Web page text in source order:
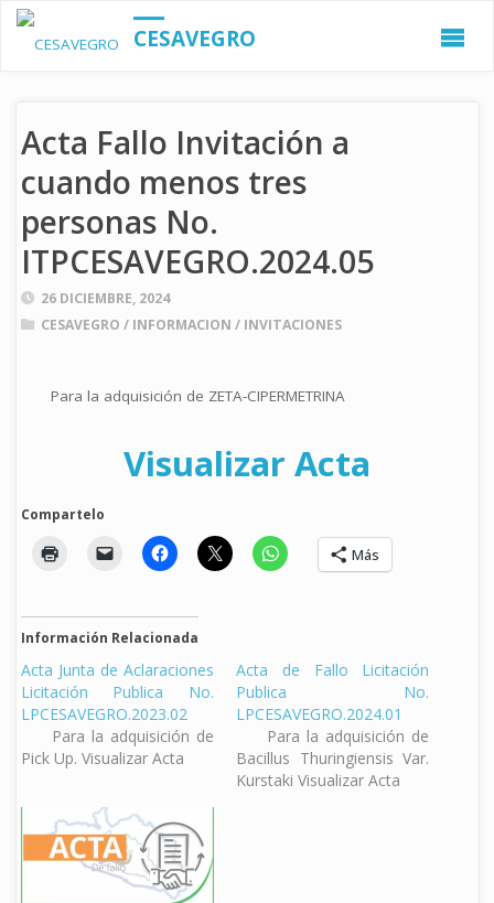
CESAVEGRO
Acta Fallo Invitación a
cuando menos tres
personas No.
ITPCESAVEGRO.2024.05
26 DICIEMBRE, 2024
CESAVEGRO / INFORMACION / INVITACIONES
Para la adquisición de ZETA-CIPERMETRINA
Visualizar Acta
Compartelo
Más
Información Relacionada
Acta Junta de Aclaraciones
Licitación Publica No.
LPCESAVEGRO.2023.02
Para la adquisición de
Pick Up. Visualizar Acta
Acta de Fallo Licitación
Publica No.
LPCESAVEGRO.2024.01
Para la adquisición de
Bacillus Thuringiensis Var.
Kurstaki Visualizar Acta